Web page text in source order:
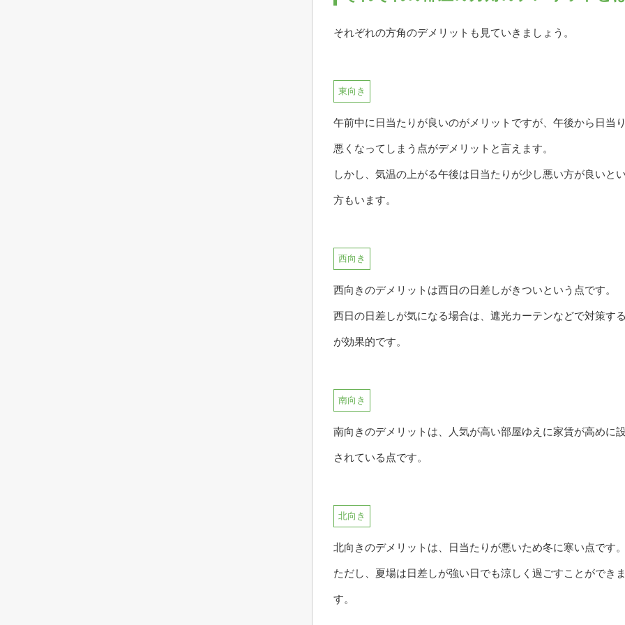
それぞれの方角のデメリットも見ていきましょう。
東向き
午前中に日当たりが良いのがメリットですが、午後から日当
悪くなってしまう点がデメリットと言えます。
しかし、気温の上がる午後は日当たりが少し悪い方が良いと
方もいます。
西向き
西向きのデメリットは西日の日差しがきついという点です。
西日の日差しが気になる場合は、遮光カーテンなどで対策す
が効果的です。
南向き
南向きのデメリットは、人気が高い部屋ゆえに家賃が高めに
されている点です。
北向き
北向きのデメリットは、日当たりが悪いため冬に寒い点です。
ただし、夏場は日差しが強い日でも涼しく過ごすことができま
す。